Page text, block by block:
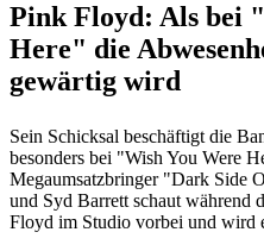
Pink Floyd: Als bei
Here" die
gewärtig wird
Sein Schicksal beschäftigt die
besonders bei "Wish You Were
Megaumsatzbringer "Dark Side
und Syd Barrett schaut während
Floyd im Studio vorbei und wird